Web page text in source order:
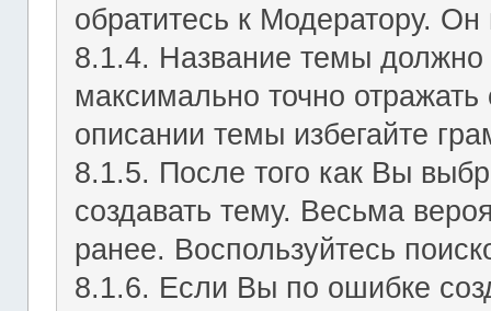
обратитесь к Модератору.
8.1.4. Название темы
максимально точно
описании темы избегайте
8.1.5. После того как Вы
создавать тему. Весьма
ранее. Воспользуйтесь
8.1.6. Если Вы по ошибке